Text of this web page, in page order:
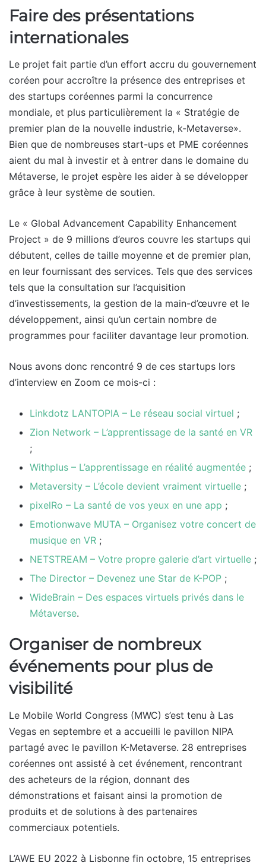
Faire des présentations
internationales
Le projet fait partie d’un effort accru du gouvernement
coréen pour accroître la présence des entreprises et
des startups coréennes parmi la concurrence
mondiale, et plus particulièrement la « Stratégie de
premier plan de la nouvelle industrie, k-Metaverse».
Bien que de nombreuses start-ups et PME coréennes
aient du mal à investir et à entrer dans le domaine du
Métaverse, le projet espère les aider à se développer
grâce à leur système de soutien.
Le « Global Advancement Capability Enhancement
Project » de 9 millions d’euros couvre les startups qui
débutent, celles de taille moyenne et de premier plan,
en leur fournissant des services. Tels que des services
tels que la consultation sur l’acquisition
d’investissements, la gestion de la main-d’œuvre et le
développement, ainsi qu’un certain nombre de
programmes pour faciliter davantage leur promotion.
Nous avons donc rencontré 9 de ces startups lors
d’interview en Zoom ce mois-ci :
Linkdotz LANTOPIA – Le réseau social virtuel ;
Zion Network – L’apprentissage de la santé en VR
;
Withplus – L’apprentissage en réalité augmentée ;
Metaversity – L’école devient vraiment virtuelle ;
pixelRo – La santé de vos yeux en une app ;
Emotionwave MUTA – Organisez votre concert de
musique en VR ;
NETSTREAM – Votre propre galerie d’art virtuelle ;
The Director – Devenez une Star de K-POP ;
WideBrain – Des espaces virtuels privés dans le
Métaverse.
Organiser de nombreux
événements pour plus de
visibilité
Le Mobile World Congress (MWC) s’est tenu à Las
Vegas en septembre et a accueilli le pavillon NIPA
partagé avec le pavillon K-Metaverse. 28 entreprises
coréennes ont assisté à cet événement, rencontrant
des acheteurs de la région, donnant des
démonstrations et faisant ainsi la promotion de
produits et de solutions à des partenaires
commerciaux potentiels.
L’AWE EU 2022 à Lisbonne fin octobre, 15 entreprises